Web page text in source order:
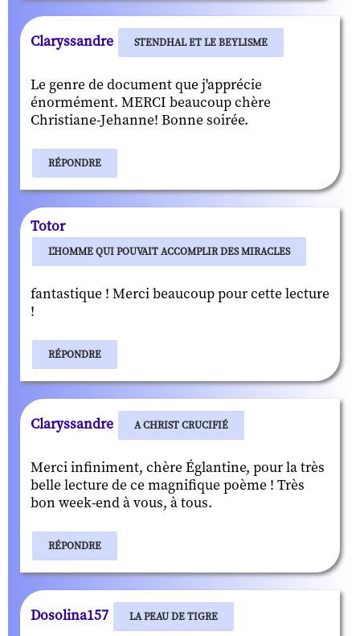
Claryssandre STENDHAL ET LE BEYLISME
Le genre de document que j'apprécie
énormément. MERCI beaucoup chère
Christiane-Jehanne! Bonne soirée.
RÉPONDRE
Totor
L'HOMME QUI POUVAIT ACCOMPLIR DES MIRACLES
fantastique ! Merci beaucoup pour cette lecture
!
RÉPONDRE
Claryssandre A CHRIST CRUCIFIÉ
Merci infiniment, chère Églantine, pour la très
belle lecture de ce magnifique poème ! Très
bon week-end à vous, à tous.
RÉPONDRE
Dosolina157 LA PEAU DE TIGRE